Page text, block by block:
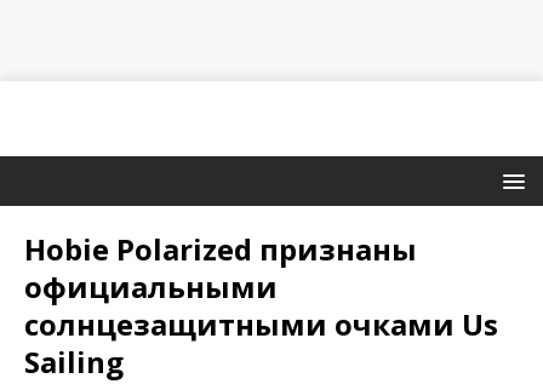
Hobie Polarized признаны
официальными
солнцезащитными очками Us
Sailing